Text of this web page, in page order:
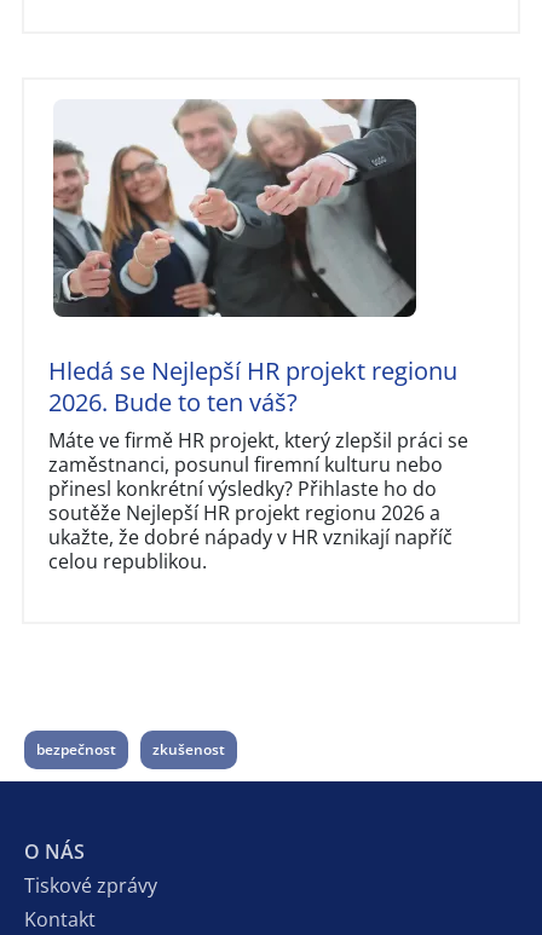
Hledá se Nejlepší HR projekt regionu
2026. Bude to ten váš?
Máte ve firmě HR projekt, který zlepšil práci se
zaměstnanci, posunul firemní kulturu nebo
přinesl konkrétní výsledky? Přihlaste ho do
soutěže Nejlepší HR projekt regionu 2026 a
ukažte, že dobré nápady v HR vznikají napříč
celou republikou.
bezpečnost zkušenost
O NÁS
Tiskové zprávy
Kontakt